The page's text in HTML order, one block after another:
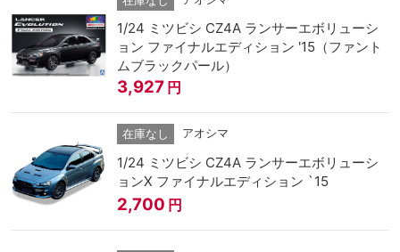
1/24 ミツビシ CZ4A ランサーエボリューシ
ョン ファイナルエディション '15（ファント
ムブラックパール）
3,927 円
在庫なし アオシマ
1/24 ミツビシ CZ4A ランサーエボリューシ
ョンX ファイナルエディション `15
2,700 円